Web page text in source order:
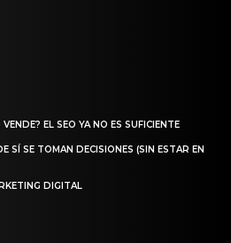
EL SEO YA NO ES SUFICIENTE
SÍ SE TOMAN DECISIONES (SIN ESTAR EN
DIGITAL